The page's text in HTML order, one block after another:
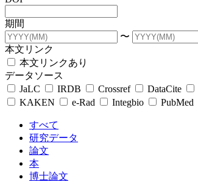
期間
〜
本文リンク
本文リンクあり
データソース
JaLC
IRDB Crossref DataCite
KAKEN
e-Rad Integbio PubMed
すべて
研究データ
論文
本
博士論文